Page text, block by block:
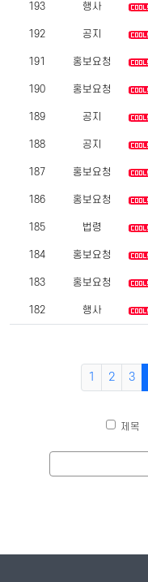
193 행사
192 공지
191 홍보요청
190 홍보요청
189 공지
188 공지
187 홍보요청
186 홍보요청
185 법령
184 홍보요청
183 홍보요청
182 행사
1 2 3
제목